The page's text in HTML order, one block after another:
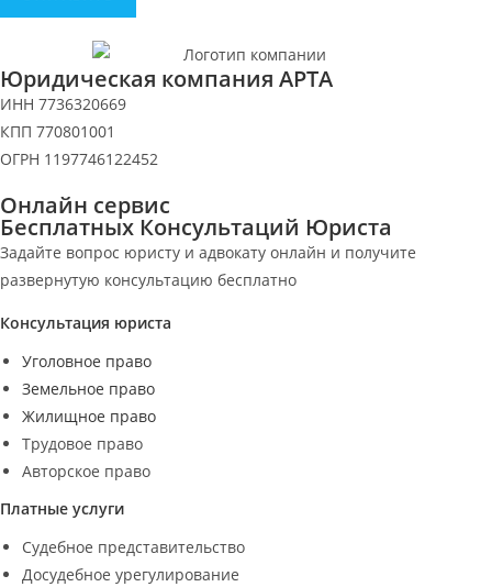
Юридическая компания АРТА
ИНН 7736320669
КПП 770801001
ОГРН 1197746122452
Онлайн сервис
Бесплатных Консультаций Юриста
Задайте вопрос юристу и адвокату онлайн и получите
развернутую консультацию бесплатно
Консультация юриста
Уголовное право
Земельное право
Жилищное право
Трудовое право
Авторское право
Платные услуги
Судебное представительство
Досудебное урегулирование